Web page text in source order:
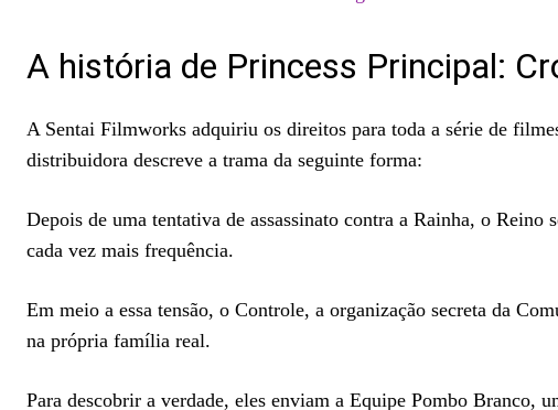
A história de Princess Principal:
A Sentai Filmworks adquiriu os direitos para toda a série de
distribuidora descreve a trama da seguinte forma:
Depois de uma tentativa de assassinato contra a Rainha, o Reino
cada vez mais frequência.
Em meio a essa tensão, o Controle, a organização secreta da
na própria família real.
Para descobrir a verdade, eles enviam a Equipe Pombo Branco,